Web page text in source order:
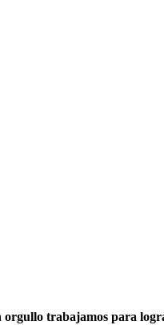
orgullo trabajamos para